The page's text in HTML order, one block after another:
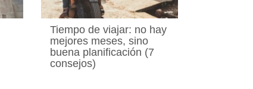
Tiempo de viajar: no hay
mejores meses, sino
buena planificación (7
consejos)